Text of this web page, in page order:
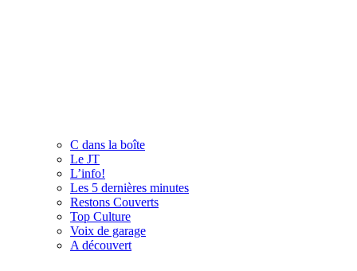
C dans la boîte
Le JT
L’info!
Les 5 dernières minutes
Restons Couverts
Top Culture
Voix de garage
A découvert